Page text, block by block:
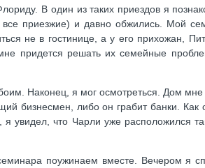
В один из таких приездов я
приезжие) и давно обжились. Мой
не в гостинице, а у его прихожан,
придется решать их семейные
Наконец, я мог осмотреться. Дом мне
бизнесмен, либо он грабит банки. Как
увидел, что Чарли уже расположился
поужинаем вместе. Вечером я